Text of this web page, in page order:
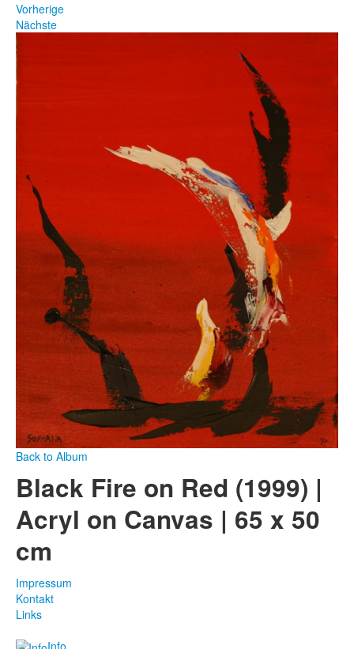
Texte
Vorherige
Nächste
Back to Album
Black Fire on Red (1999) |
Acryl on Canvas | 65 x 50
cm
Impressum
Kontakt
Links
Info